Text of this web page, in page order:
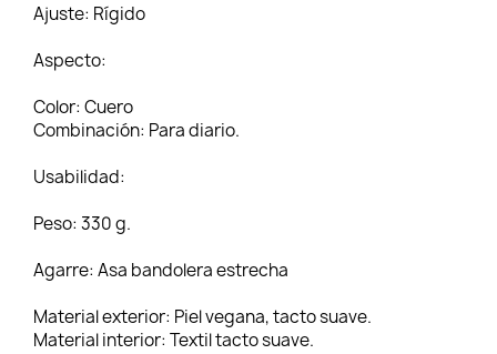
Ajuste: Rígido
Aspecto:
Color: Cuero
Combinación: Para diario.
Usabilidad:
Peso: 330 g.
Agarre: Asa bandolera estrecha
Material exterior: Piel vegana, tacto suave.
Material interior: Textil tacto suave.